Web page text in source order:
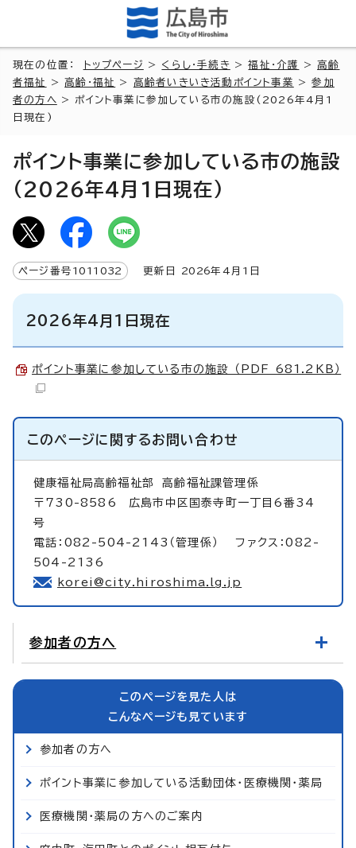
現在の位置： トップページ > くらし・手続き >福祉・介護 >高齢
者福祉
>高齢・福祉 > 高齢者いきいき活動ポイント事業 >参加
者の方へ
> ポイント事業に参加している市の施設(2026年4月1
日現在)
ポイント事業に参加している市の施設
(2026年4月1日現在)
ページ番号 1011032 更新日 2026年4月1日
2026年4月1日現在
ポイント事業に参加している市の施設 （PDF 681.2KB）
このページに関するお問い合わせ
健康福祉局高齢福祉部高齢福祉課管理係
〒730-8586 広島市中区国泰寺町一丁目6番34
号
電話：082-504-2143（管理係） ファクス：082-
504-2136
korei@city.hiroshima.lg.jp
参加者の方へ
このページを見た人は
こんなページも見ています
参加者の方へ
ポイント事業に参加している活動団体・医療機関・薬局
医療機関・薬局の方へのご案内